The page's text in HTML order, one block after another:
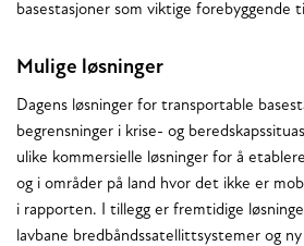
basestasjoner som viktige forebyggende
Mulige løsninger
Dagens løsninger for transportable
begrensninger i krise- og
ulike kommersielle løsninger for å
og i områder på land hvor det ikke er
i rapporten. I tillegg er fremtidige
lavbane bredbåndssatellittsystemer og